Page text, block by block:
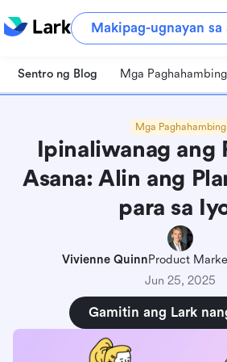
Makipag-ugnayan sa
Sentro ng Blog Mga Paghahambing
Mga Paghahambing
Ipinaliwanag ang
Asana: Alin ang
para sa
Vivienne QuinnProduct
Jun 25, 2025
Gamitin ang Lark
Ipinaliwanag ang mga plano sa
Personal plan: Ano ang
ang kulang